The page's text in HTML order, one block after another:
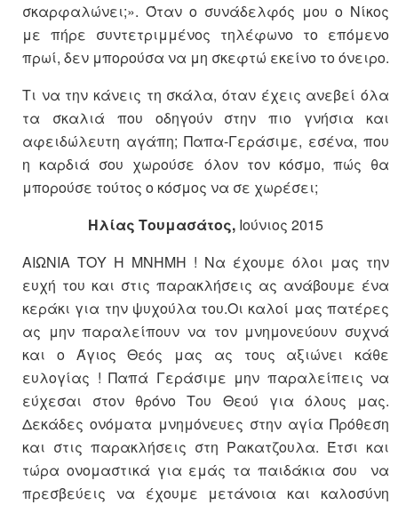
σκαρφαλώνει;». Όταν ο συνάδελφός μου ο Νίκος
με πήρε συντετριμμένος τηλέφωνο το επόμενο
πρωί, δεν μπορούσα να μη σκεφτώ εκείνο το όνειρο.
Τι να την κάνεις τη σκάλα, όταν έχεις ανεβεί όλα
τα σκαλιά που οδηγούν στην πιο γνήσια και
αφειδώλευτη αγάπη; Παπα-Γεράσιμε, εσένα, που
η καρδιά σου χωρούσε όλον τον κόσμο, πώς θα
μπορούσε τούτος ο κόσμος να σε χωρέσει;
Ηλίας Τουμασάτος, Ιούνιος 2015
ΑΙΩΝΙΑ ΤΟΥ Η ΜΝΗΜΗ ! Να έχουμε όλοι μας την
ευχή του και στις παρακλήσεις ας ανάβουμε ένα
κεράκι για την ψυχούλα του.Οι καλοί μας πατέρες
ας μην παραλείπουν να τον μνημονεύουν συχνά
και ο Άγιος Θεός μας ας τους αξιώνει κάθε
ευλογίας ! Παπά Γεράσιμε μην παραλείπεις να
εύχεσαι στον θρόνο Του Θεού για όλους μας.
Δεκάδες ονόματα μνημόνευες στην αγία Πρόθεση
και στις παρακλήσεις στη Ρακατζουλα. Έτσι και
τώρα ονομαστικά για εμάς τα παιδάκια σου να
πρεσβεύεις να έχουμε μετάνοια και καλοσύνη